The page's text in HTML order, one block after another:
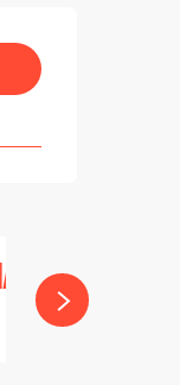
DE PIQUE-
SALT-EN-DONZY